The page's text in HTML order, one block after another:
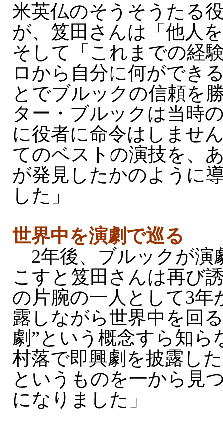
米英仏のそうそうたる
が、笈田さんは「他人
そして「これまでの経
ロから自分に何ができ
とでブルックの信頼を
ター・ブルックは当時
に役者に命令はしませ
てのベストの演技を、
が発見したかのように
した」
世界中を演劇で巡る
2年後、ブルックが演
こすと笈田さんは再び
の片腕の一人として3年
露しながら世界中を回
劇”という概念すら知ら
村落で即興劇を披露し
というものを一から見
になりました」